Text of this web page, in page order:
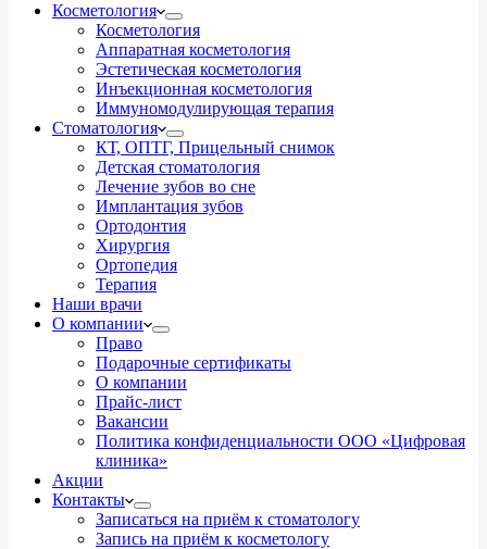
Косметология
Косметология
Аппаратная косметология
Эстетическая косметология
Инъекционная косметология
Иммуномодулирующая терапия
Стоматология
КТ, ОПТГ, Прицельный снимок
Детская стоматология
Лечение зубов во сне
Имплантация зубов
Ортодонтия
Хирургия
Ортопедия
Терапия
Наши врачи
О компании
Право
Подарочные сертификаты
О компании
Прайс-лист
Вакансии
Политика конфиденциальности ООО «Цифровая
клиника»
Акции
Контакты
Записаться на приём к стоматологу
Запись на приём к косметологу